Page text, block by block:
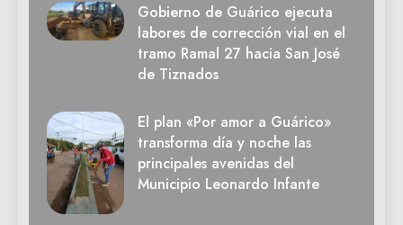
Gobierno de Guárico ejecuta
labores de corrección vial en el
tramo Ramal 27 hacia San José
de Tiznados
El plan «Por amor a Guárico»
transforma día y noche las
principales avenidas del
Municipio Leonardo Infante